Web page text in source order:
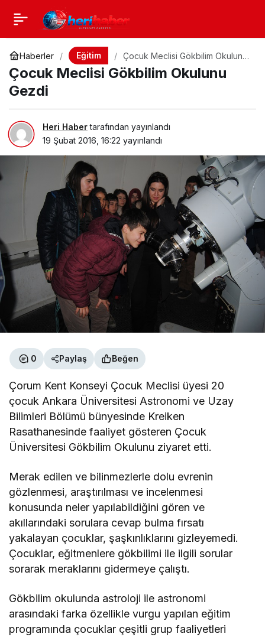
Haberler Eğitim
Çocuk Meclisi Gökbilim Okulunu
Gezdi
Çocuk Meclisi Gökbilim Okulunu
Gezdi
Heri Habertarafından yayınlandı
19 Şubat 2016, 16:22 yayınlandı
0 Paylaş Beğen
Çorum Kent Konseyi Çocuk Meclisi üyesi 20
çocuk Ankara Üniversitesi Astronomi ve Uzay
Bilimleri Bölümü bünyesinde Kreiken
Rasathanesinde faaliyet gösteren Çocuk
Üniversitesi Gökbilim Okulunu ziyaret etti.
Merak edilen ve bilinmezlerle dolu evrenin
gözlenmesi, araştırılması ve incelenmesi
konusunda neler yapılabildiğini gören ve
akıllarındaki sorulara cevap bulma fırsatı
yakalayan çocuklar, şaşkınlıklarını gizleyemedi.
Çocuklar, eğitmenlere gökbilimi ile ilgili sorular
sorarak meraklarını gidermeye çalıştı.
Gökbilim okulunda astroloji ile astronomi
arasındaki farka özellikle vurgu yapılan eğitim
programında çocuklar çeşitli grup faaliyetleri